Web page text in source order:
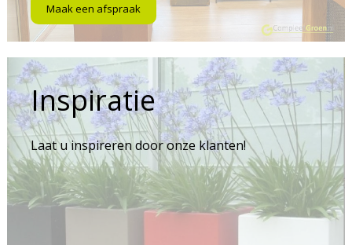
Maak een afspraak
Inspiratie
Laat u inspireren door onze klanten!